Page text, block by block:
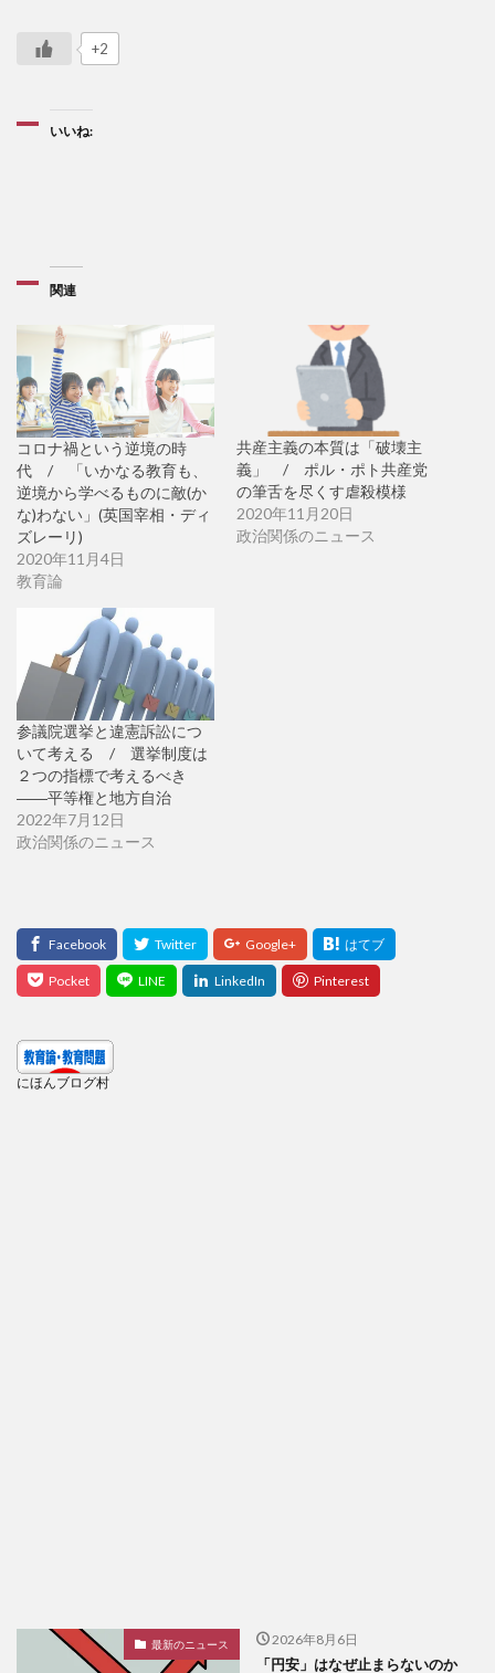
+2
いいね:
関連
コロナ禍という逆境の時
代 / 「いかなる教育も、
逆境から学べるものに敵(か
な)わない」(英国宰相・ディ
ズレーリ)
2020年11月4日
教育論
共産主義の本質は「破壊主
義」 / ポル・ポト共産党
の筆舌を尽くす虐殺模様
2020年11月20日
政治関係のニュース
参議院選挙と違憲訴訟につ
いて考える / 選挙制度は
２つの指標で考えるべき
――平等権と地方自治
2022年7月12日
政治関係のニュース
にほんブログ村
最新のニュース 2026年8月6日
「円安」はなぜ止まらないのか